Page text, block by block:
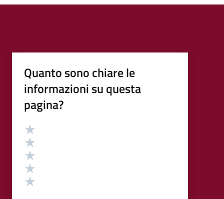
Quanto sono chiare le
informazioni su questa
pagina?
Valutazione